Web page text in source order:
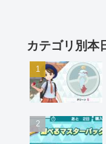
カテゴリ別本